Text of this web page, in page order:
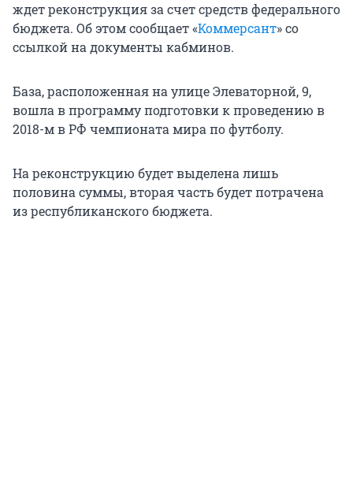
ждет реконструкция за счет средств федерального
бюджета. Об этом сообщает «Коммерсант» со
ссылкой на документы кабминов.
База, расположенная на улице Элеваторной, 9,
вошла в программу подготовки к проведению в
2018-м в РФ чемпионата мира по футболу.
На реконструкцию будет выделена лишь
половина суммы, вторая часть будет потрачена
из республиканского бюджета.